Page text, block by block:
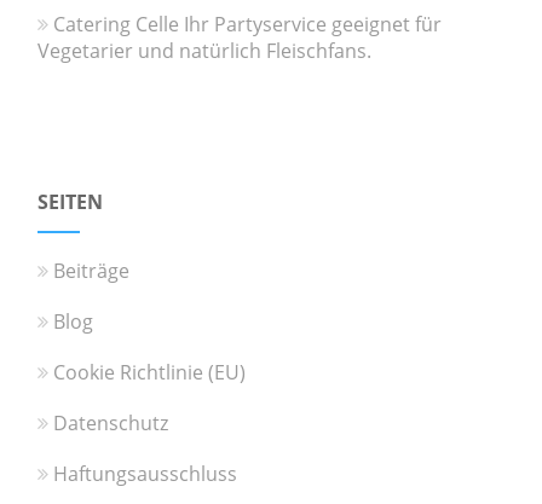
Catering Celle Ihr Partyservice geeignet für
Vegetarier und natürlich Fleischfans.
SEITEN
Beiträge
Blog
Cookie Richtlinie (EU)
Datenschutz
Haftungsausschluss